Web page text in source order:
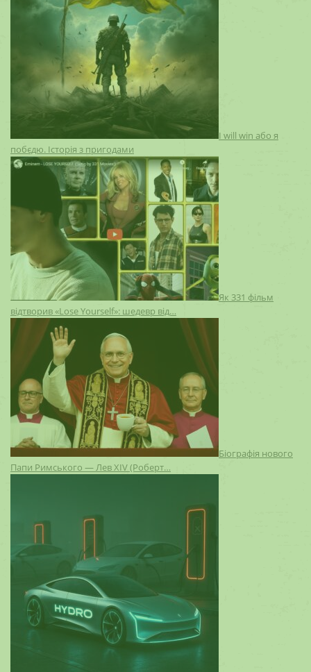
I will win або я
побєдю. Історія з пригодами
Як 331 фільм
відтворив «Lose Yourself»: шедевр від…
Біографія нового
Папи Римського — Лев XIV (Роберт…